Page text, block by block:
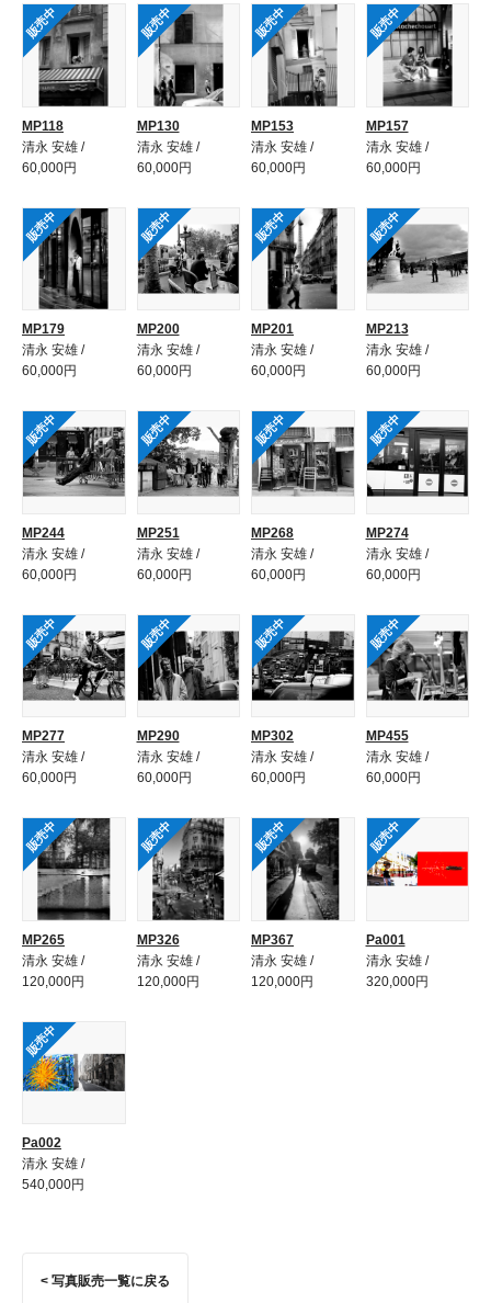
販売中
MP118
清永 安雄 /
60,000円
販売中
MP130
清永 安雄 /
60,000円
販売中
MP153
清永 安雄 /
60,000円
販売中
MP157
清永 安雄 /
60,000円
販売中
MP179
清永 安雄 /
60,000円
販売中
MP200
清永 安雄 /
60,000円
販売中
MP201
清永 安雄 /
60,000円
販売中
MP213
清永 安雄 /
60,000円
販売中
MP244
清永 安雄 /
60,000円
販売中
MP251
清永 安雄 /
60,000円
販売中
MP268
清永 安雄 /
60,000円
販売中
MP274
清永 安雄 /
60,000円
販売中
MP277
清永 安雄 /
60,000円
販売中
MP290
清永 安雄 /
60,000円
販売中
MP302
清永 安雄 /
60,000円
販売中
MP455
清永 安雄 /
60,000円
販売中
MP265
清永 安雄 /
120,000円
販売中
MP326
清永 安雄 /
120,000円
販売中
MP367
清永 安雄 /
120,000円
販売中
Pa001
清永 安雄 /
320,000円
販売中
Pa002
清永 安雄 /
540,000円
< 写真販売一覧に戻る